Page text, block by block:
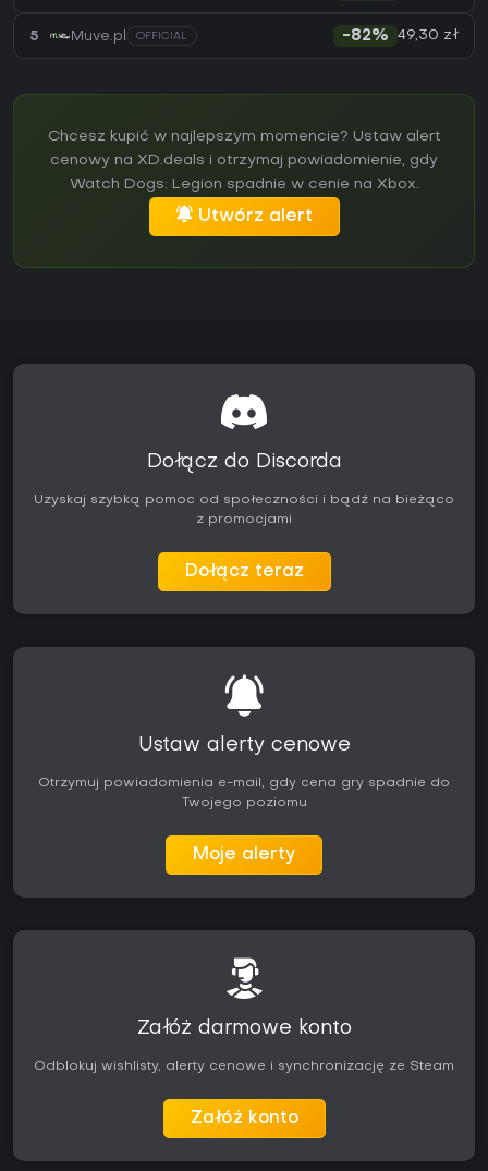
5 Muve.pl OFFICIAL -82% 49,30 zł
Chcesz kupić w najlepszym momencie? Ustaw alert
cenowy na XD.deals i otrzymaj powiadomienie, gdy
Watch Dogs: Legion spadnie w cenie na Xbox.
Utwórz alert
Dołącz do Discorda
Uzyskaj szybką pomoc od społeczności i bądź na bieżąco
z promocjami
Dołącz teraz
Ustaw alerty cenowe
Otrzymuj powiadomienia e-mail, gdy cena gry spadnie do
Twojego poziomu
Moje alerty
Załóż darmowe konto
Odblokuj wishlisty, alerty cenowe i synchronizację ze Steam
Załóż konto